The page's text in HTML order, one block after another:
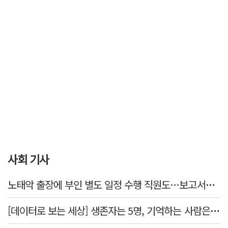
사회 기사
노태악 출장에 부인 별도 일정 수행 직원도…보고서엔 '공식일정 참석'
[데이터로 보는 세상] 생존자는 5명, 기억하는 사람은 늘었다